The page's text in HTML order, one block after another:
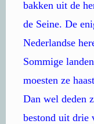
bakken uit de
de Seine. De
Nederlandse
Sommige
moesten ze
Dan wel deden
bestond uit drie